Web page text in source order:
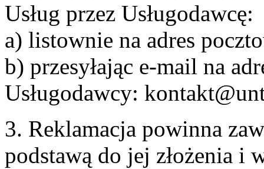
Usług przez Usługodawcę:
a) listownie na adres
b) przesyłając e-mail na
Usługodawcy:
3. Reklamacja powinna
podstawą do jej złożenia i